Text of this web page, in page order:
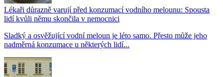
Lékaři důrazně varují před konzumací vodního melounu: Spousta
lidí kvůli němu skončila v nemocnici
Sladký a osvěžující vodní meloun je léto samo. Přesto může jeho
nadměrná konzumace u některých lidí...